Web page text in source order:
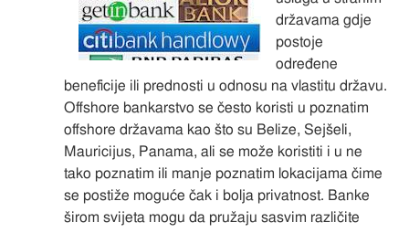
državama gdje
postoje
određene
beneficije ili prednosti u odnosu na vlastitu državu.
Offshore bankarstvo se često koristi u poznatim
offshore državama kao što su Belize, Sejšeli,
Mauricijus, Panama, ali se može koristiti i u ne
tako poznatim ili manje poznatim lokacijama čime
se postiže moguće čak i bolja privatnost. Banke
širom svijeta mogu da pružaju sasvim različite